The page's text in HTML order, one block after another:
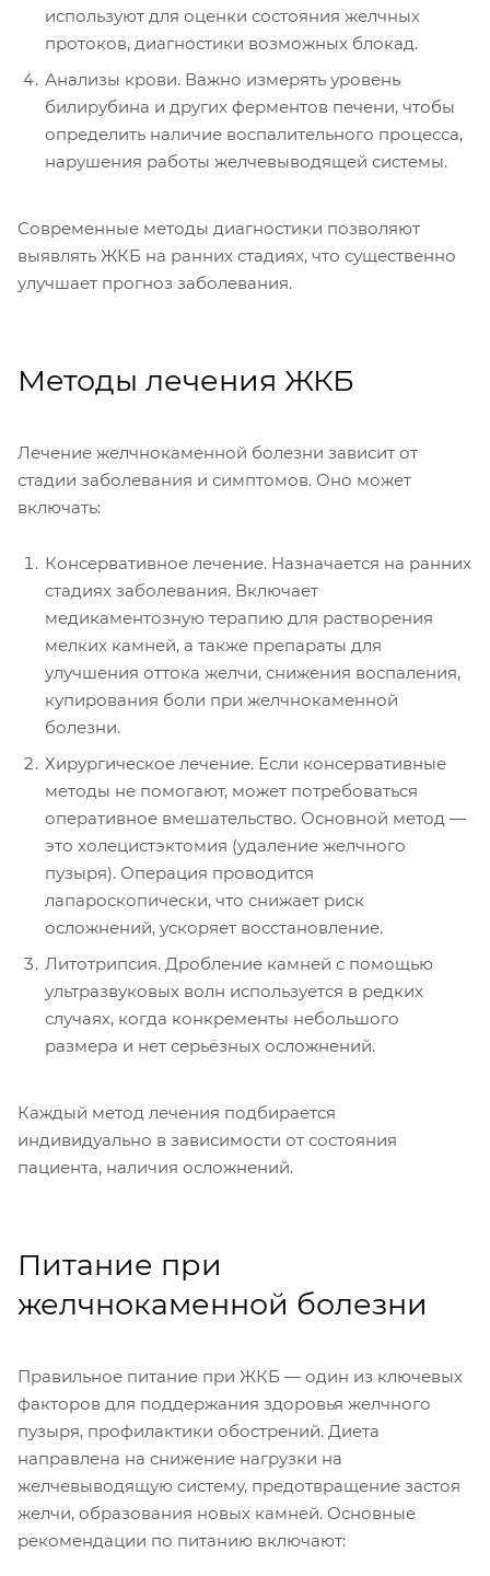
используют для оценки состояния желчных
протоков, диагностики возможных блокад.
Анализы крови. Важно измерять уровень
билирубина и других ферментов печени, чтобы
определить наличие воспалительного процесса,
нарушения работы желчевыводящей системы.
Современные методы диагностики позволяют
выявлять ЖКБ на ранних стадиях, что существенно
улучшает прогноз заболевания.
Методы лечения ЖКБ
Лечение желчнокаменной болезни зависит от
стадии заболевания и симптомов. Оно может
включать:
Консервативное лечение. Назначается на ранних
стадиях заболевания. Включает
медикаментозную терапию для растворения
мелких камней, а также препараты для
улучшения оттока желчи, снижения воспаления,
купирования боли при желчнокаменной
болезни.
Хирургическое лечение. Если консервативные
методы не помогают, может потребоваться
оперативное вмешательство. Основной метод —
это холецистэктомия (удаление желчного
пузыря). Операция проводится
лапароскопически, что снижает риск
осложнений, ускоряет восстановление.
Литотрипсия. Дробление камней с помощью
ультразвуковых волн используется в редких
случаях, когда конкременты небольшого
размера и нет серьёзных осложнений.
Каждый метод лечения подбирается
индивидуально в зависимости от состояния
пациента, наличия осложнений.
Питание при
желчнокаменной болезни
Правильное питание при ЖКБ — один из ключевых
факторов для поддержания здоровья желчного
пузыря, профилактики обострений. Диета
направлена на снижение нагрузки на
желчевыводящую систему, предотвращение застоя
желчи, образования новых камней. Основные
рекомендации по питанию включают: